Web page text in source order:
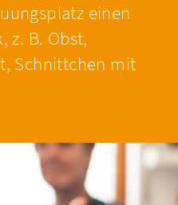
einen
z. B. Obst,
Schnittchen mit